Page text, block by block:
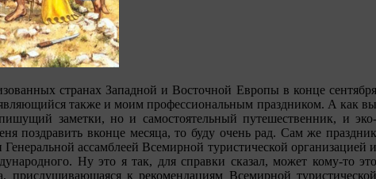
странах Западной и Восточной Европы в конце сентября
также и моим профессиональным праздником. А как вы
заметки, но и самостоятельный путешественник, и эко-
поздравить вконце месяца, то буду очень рад. Сам же праздник
ассамблеей Всемирной туристической организацией и
Ну это я так, для справки сказал, может кому-то это
прислушивающаяся к рекомендациям Всемирной туристической